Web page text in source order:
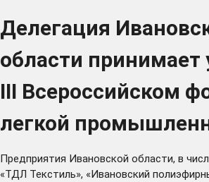
Делегация
области принимает
III Всероссийском
легкой
Предприятия Ивановской области, в
«ТДЛ Текстиль», «Ивановский